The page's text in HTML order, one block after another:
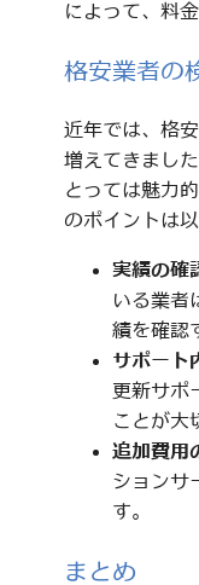
によって、料
格安業者の
近年では、格
増えてきまし
とっては魅力
のポイントは
実績の確
いる業者
績を確認
サポート
更新サポ
ことが大
追加費用
ションサ
す。
まとめ